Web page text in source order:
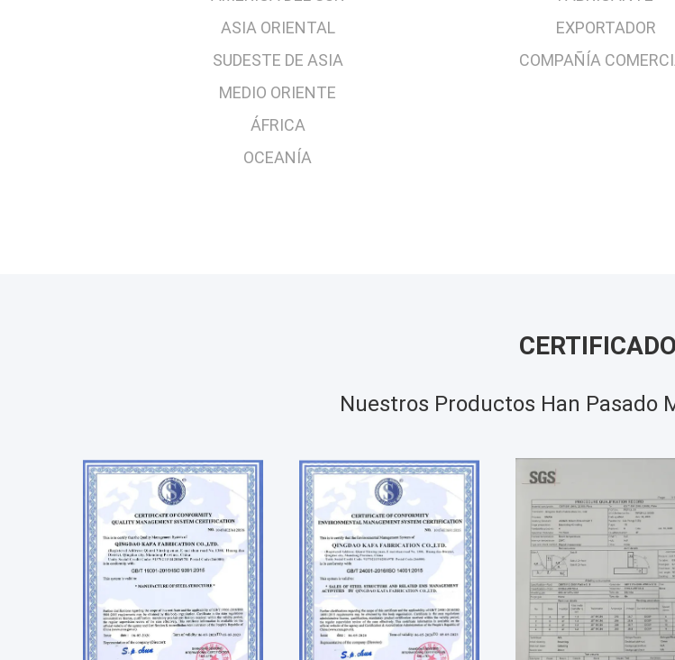
ASIA ORIENTAL
SUDESTE DE ASIA
MEDIO ORIENTE
ÁFRICA
OCEANÍA
EXPORTADOR
COMPAÑÍA
Nuestros Productos Han Pasado